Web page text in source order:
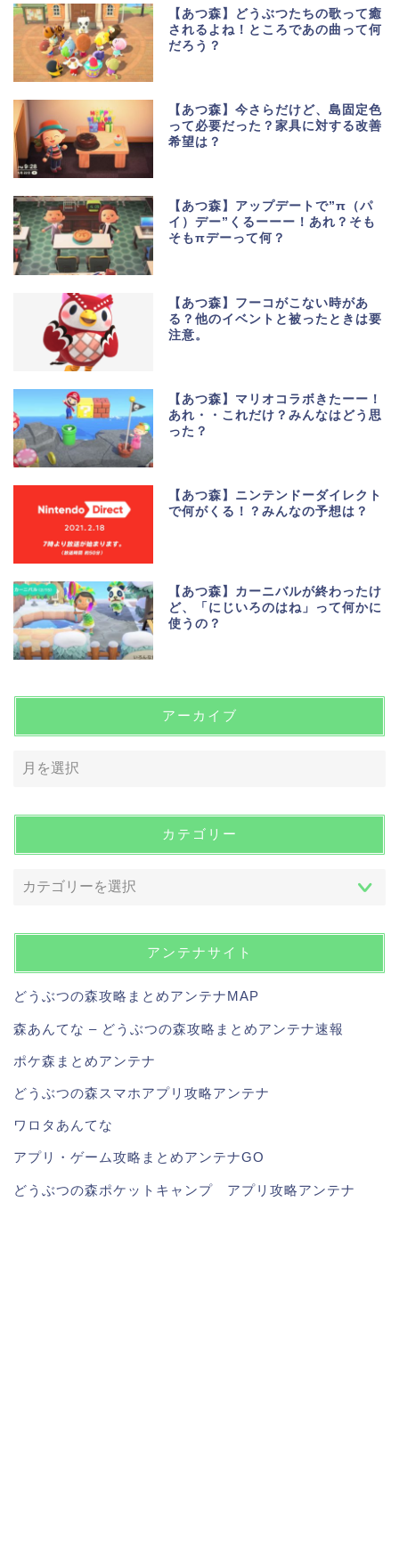
【あつ森】どうぶつたちの歌って癒
されるよね！ところであの曲って何
だろう？
【あつ森】今さらだけど、島固定色
って必要だった？家具に対する改善
希望は？
【あつ森】アップデートで”π（パ
イ）デー”くるーーー！あれ？そも
そもπデーって何？
【あつ森】フーコがこない時があ
る？他のイベントと被ったときは要
注意。
【あつ森】マリオコラボきたーー！
あれ・・これだけ？みんなはどう思
った？
【あつ森】ニンテンドーダイレクト
で何がくる！？みんなの予想は？
【あつ森】カーニバルが終わったけ
ど、「にじいろのはね」って何かに
使うの？
アーカイブ
カテゴリー
アンテナサイト
どうぶつの森攻略まとめアンテナMAP
森あんてな – どうぶつの森攻略まとめアンテナ速報
ポケ森まとめアンテナ
どうぶつの森スマホアプリ攻略アンテナ
ワロタあんてな
アプリ・ゲーム攻略まとめアンテナGO
どうぶつの森ポケットキャンプ アプリ攻略アンテナ